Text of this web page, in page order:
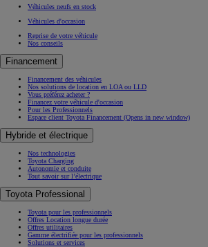
Véhicules neufs en stock
Véhicules d'occasion
Reprise de votre véhicule
Nos conseils
Financement
Financement des véhicules
Nos solutions de location en LOA ou LLD
Vous préférez acheter ?
Financez votre véhicule d'occasion
Pour les Professionnels
Espace client Toyota Financement (Opens in new window)
Hybride et électrique
Nos technologies
Toyota Charging
Autonomie et conduite
Tout savoir sur l’électrique
Toyota Professional
Toyota pour les professionnels
Offres Location longue durée
Offres utilitaires
Gamme électrifiée pour les professionnels
Solutions et services